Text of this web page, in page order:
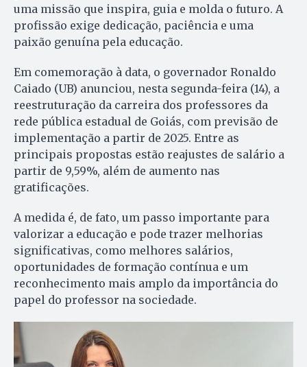
uma missão que inspira, guia e molda o futuro. A
profissão exige dedicação, paciência e uma
paixão genuína pela educação.
Em comemoração à data, o governador Ronaldo
Caiado (UB) anunciou, nesta segunda-feira (14), a
reestruturação da carreira dos professores da
rede pública estadual de Goiás, com previsão de
implementação a partir de 2025. Entre as
principais propostas estão reajustes de salário a
partir de 9,59%, além de aumento nas
gratificações.
A medida é, de fato, um passo importante para
valorizar a educação e pode trazer melhorias
significativas, como melhores salários,
oportunidades de formação contínua e um
reconhecimento mais amplo da importância do
papel do professor na sociedade.